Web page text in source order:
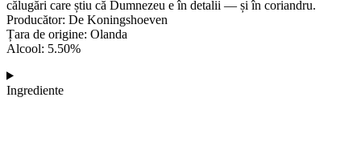
călugări care știu că Dumnezeu e în detalii — și în coriandru.
Producător: De Koningshoeven
Țara de origine: Olanda
Alcool: 5.50%
Ingrediente